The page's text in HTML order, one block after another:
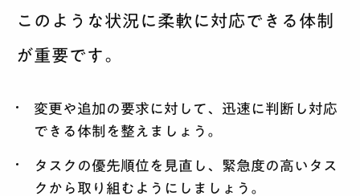
このような状況に柔軟に対応できる体制
が重要です。
変更や追加の要求に対して、迅速に判断し対応
できる体制を整えましょう。
タスクの優先順位を見直し、緊急度の高いタス
クから取り組むようにしましょう。